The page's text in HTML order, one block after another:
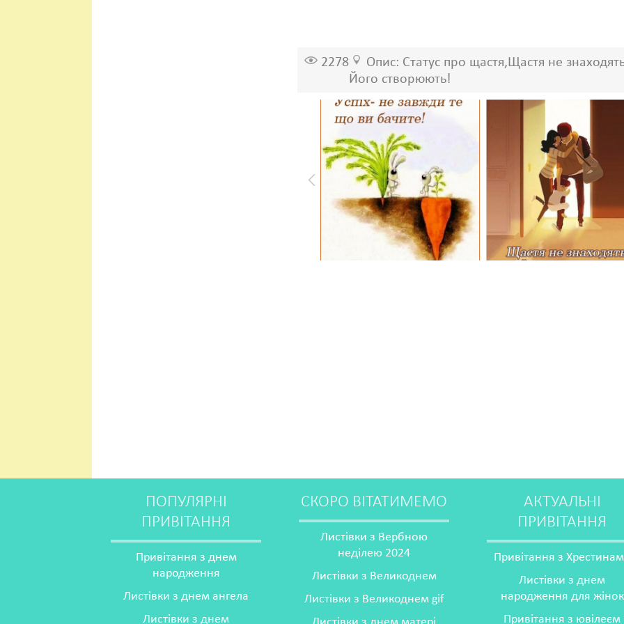
2278
Опис: Статус про щастя,Щастя не
Його створюють!
ПОПУЛЯРНІ
ПРИВІТАННЯ
Привітання з днем
народження
Листівки з днем ангела
Листівки з днем
СКОРО ВІТАТИМЕМО
Листівки з Вербною
неділею 2024
Листівки з Великоднем
Листівки з Великоднем gif
АКТУАЛЬНІ
ПРИВІТАННЯ
Привітання з
Листівки з днем
народження для жінок
Привітання з ювілеєм